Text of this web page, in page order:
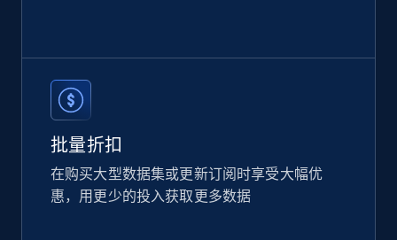
批量折扣
在购买大型数据集或更新订阅时享受大幅优
惠，用更少的投入获取更多数据